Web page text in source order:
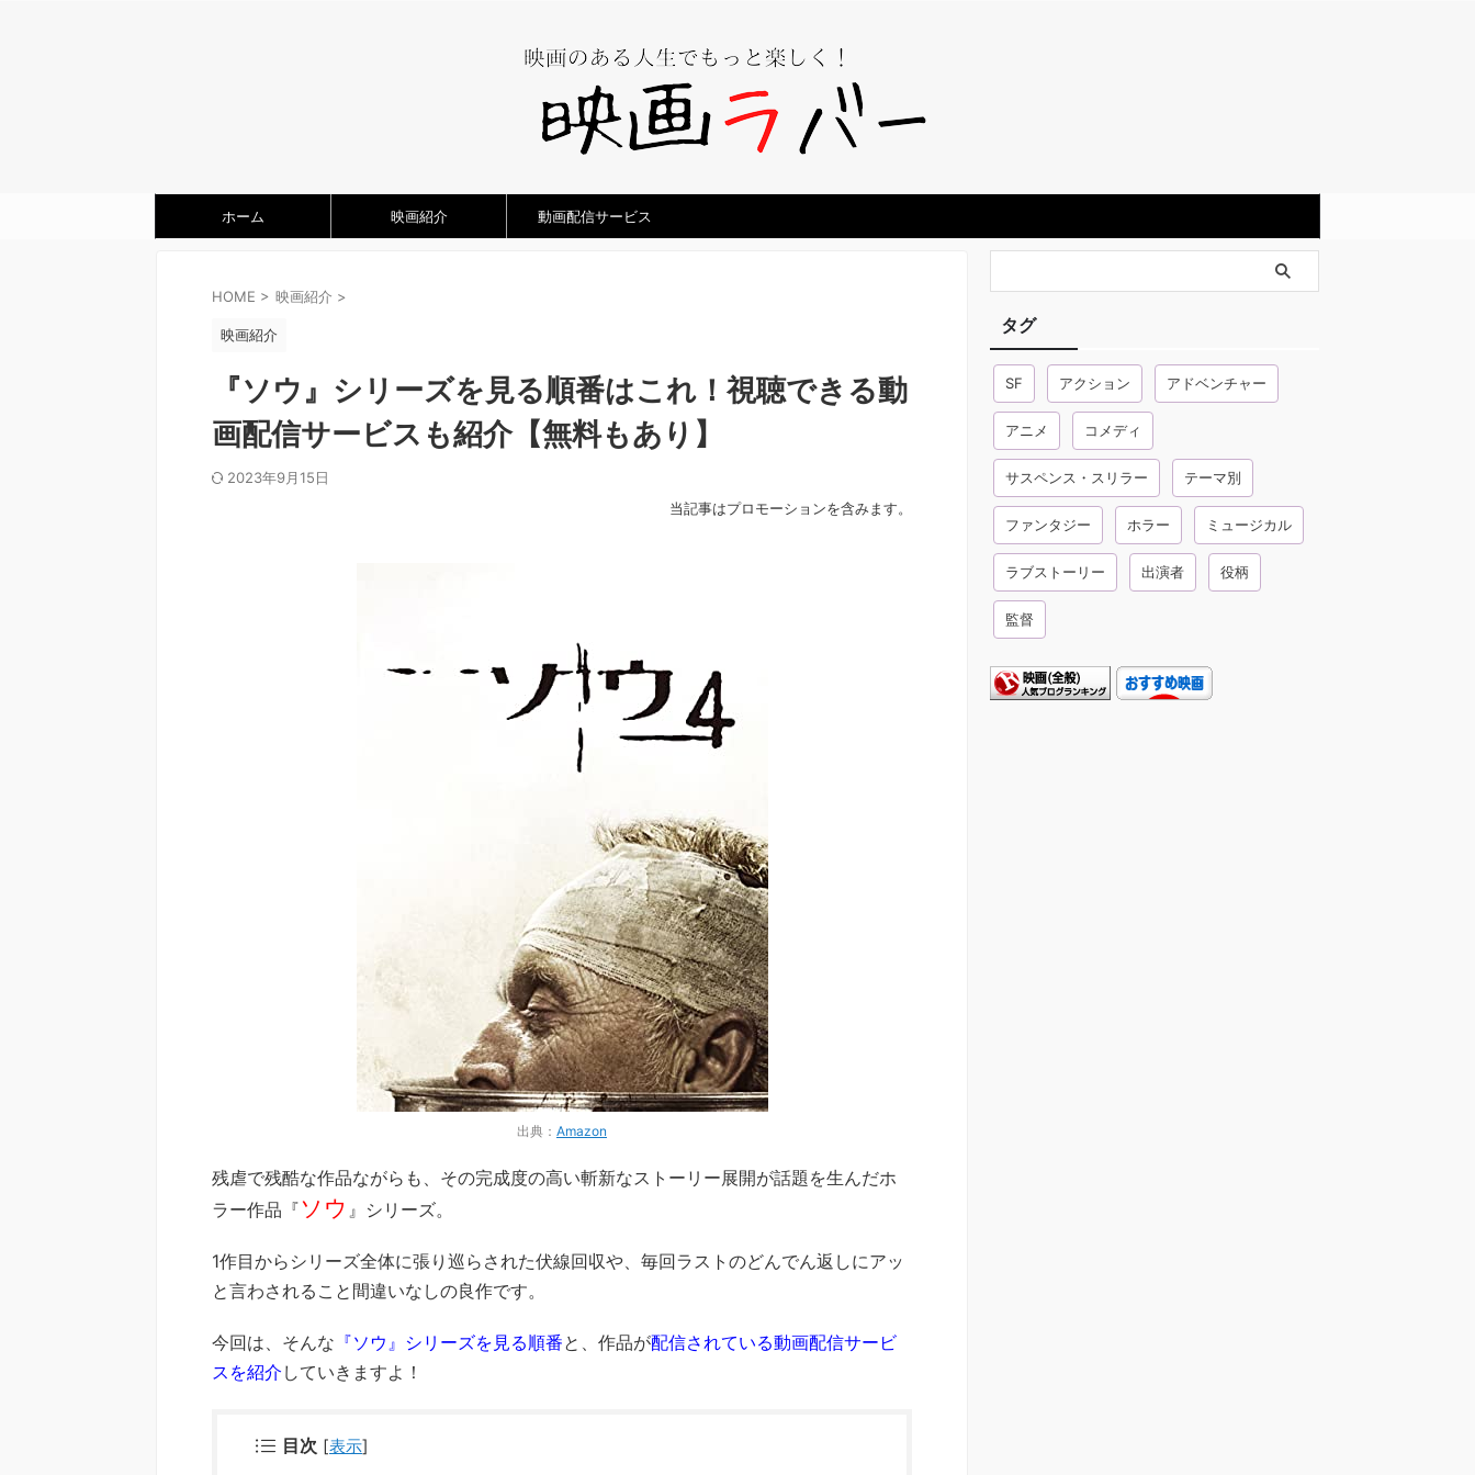
ホーム 映画紹介 動画配信サービス
HOME > 映画紹介 >
映画紹介
『ソウ』シリーズを見る順番はこれ！視聴できる動
画配信サービスも紹介【無料もあり】
2023年9月15日
当記事はプロモーションを含みます。
出典： Amazon
残虐で残酷な作品ながらも、その完成度の高い斬新なストーリー展開が話題を生んだホ
ラー作品『 ソウ 』シリーズ。
1作目からシリーズ全体に張り巡らされた伏線回収や、毎回ラストのどんでん返しにアッ
と言わされること間違いなしの良作です。
今回は、そんな 『ソウ』シリーズを見る順番と、作品が配信されている動画配信サービ
スを紹介 していきますよ！
目次 [表示]
タグ
SF アクション アドベンチャー
アニメ コメディ
サスペンス・スリラー テーマ別
ファンタジー ホラー ミュージカル
ラブストーリー 出演者 役柄
監督